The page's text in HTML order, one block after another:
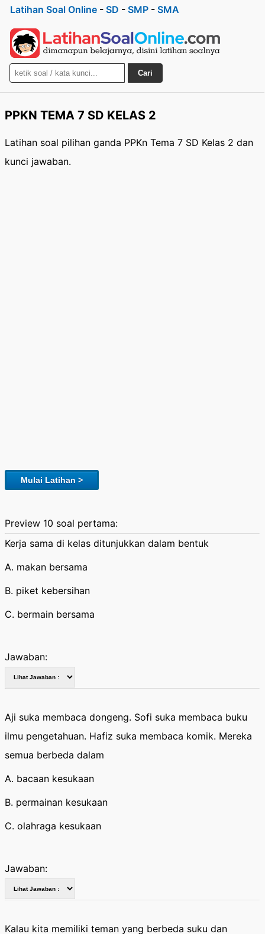
Latihan Soal Online - SD - SMP - SMA
Cari
PPKN TEMA 7 SD KELAS 2
Latihan soal pilihan ganda PPKn Tema 7 SD Kelas 2 dan
kunci jawaban.
Mulai Latihan >
Preview 10 soal pertama:
Kerja sama di kelas ditunjukkan dalam bentuk
A. makan bersama
B. piket kebersihan
C. bermain bersama
Jawaban:
Aji suka membaca dongeng. Sofi suka membaca buku
ilmu pengetahuan. Hafiz suka membaca komik. Mereka
semua berbeda dalam
A. bacaan kesukaan
B. permainan kesukaan
C. olahraga kesukaan
Jawaban:
Kalau kita memiliki teman yang berbeda suku dan